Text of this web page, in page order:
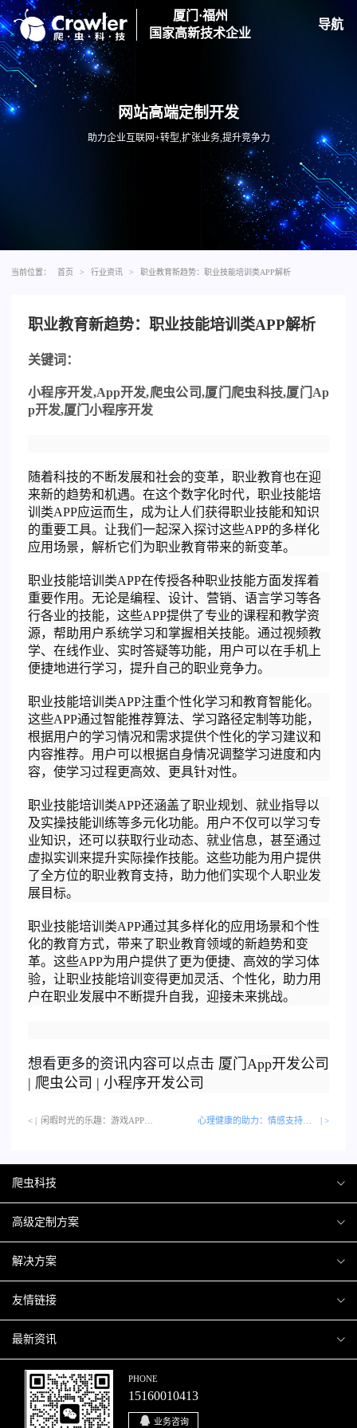
厦门·福州
国家高新技术企业
导航
网站高端定制开发
助力企业互联网+转型,扩张业务,提升竞争力
当前位置： 首页 > 行业资讯 > 职业教育新趋势：职业技能培训类APP解析
职业教育新趋势：职业技能培训类APP解析
关键词：
小程序开发,App开发,爬虫公司,厦门爬虫科技,厦门 Ap
p开发,厦门小程序开发
随着科技的不断发展和社会的变革，职业教育也在迎
来新的趋势和机遇。在这个数字化时代，职业技能培
训类APP应运而生，成为让人们获得职业技能和知识
的重要工具。让我们一起深入探讨这些APP的多样化
应用场景，解析它们为职业教育带来的新变革。
职业技能培训类APP在传授各种职业技能方面发挥着
重要作用。无论是编程、设计、营销、语言学习等各
行各业的技能，这些APP提供了专业的课程和教学资
源，帮助用户系统学习和掌握相关技能。通过视频教
学、在线作业、实时答疑等功能，用户可以在手机上
便捷地进行学习，提升自己的职业竞争力。
职业技能培训类APP注重个性化学习和教育智能化。
这些APP通过智能推荐算法、学习路径定制等功能，
根据用户的学习情况和需求提供个性化的学习建议和
内容推荐。用户可以根据自身情况调整学习进度和内
容，使学习过程更高效、更具针对性。
职业技能培训类APP还涵盖了职业规划、就业指导以
及实操技能训练等多元化功能。用户不仅可以学习专
业知识，还可以获取行业动态、就业信息，甚至通过
虚拟实训来提升实际操作技能。这些功能为用户提供
了全方位的职业教育支持，助力他们实现个人职业发
展目标。
职业技能培训类APP通过其多样化的应用场景和个性
化的教育方式，带来了职业教育领域的新趋势和变
革。这些APP为用户提供了更为便捷、高效的学习体
验，让职业技能培训变得更加灵活、个性化，助力用
户在职业发展中不断提升自我，迎接未来挑战。
想看更多的资讯内容可以点击 厦门 App开发公司
| 爬虫公司 | 小程序开发公司
< | | >
爬虫科技
爬虫案例
关于爬虫
高级定制方案
H5互动营销
微信小程序
移动APP
解决方案
商城解决方案
商城会员积分商城解决方案
网站解决方案
智慧校园解决方案
友情链接
厦门小程序开发
厦门APP开发
厦门微商城开发
最新资讯
行业资讯
爬虫动态
PHONE
15160010413
业务咨询